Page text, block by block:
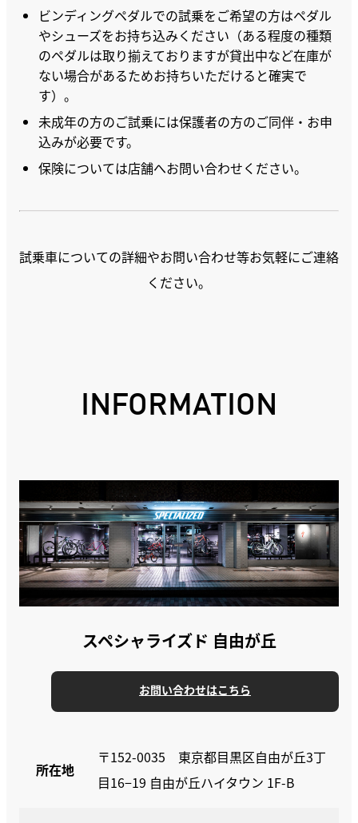
ビンディングペダルでの試乗をご希望の方はペダル
やシューズをお持ち込みください（ある程度の種類
のペダルは取り揃えておりますが貸出中など在庫が
ない場合があるためお持ちいただけると確実で
す）。
未成年の方のご試乗には保護者の方のご同伴・お申
込みが必要です。
保険については店舗へお問い合わせください。
試乗車についての詳細やお問い合わせ等お気軽にご連絡
ください。
INFORMATION
スペシャライズド 自由が丘
お問い合わせはこちら
所在地
〒152-0035 東京都目黒区自由が丘3丁
目16−19 自由が丘ハイタウン 1F-B